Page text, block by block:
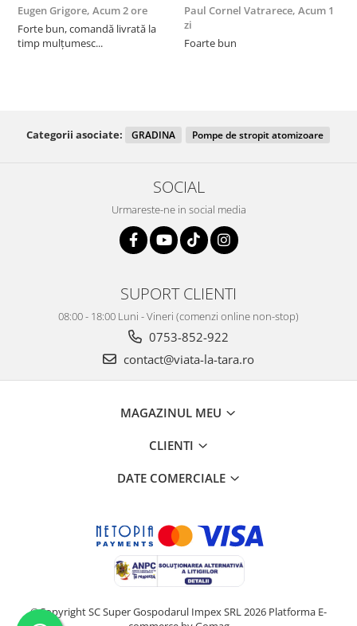
Eugen Grigore, Acum 2 ore
Forte bun, comandă livrată la
timp mulțumesc...
Paul Cornel Vatrarece, Acum 1
zi
Foarte bun
Categorii asociate: GRADINA Pompe de stropit atomizoare
SOCIAL
Urmareste-ne in social media
SUPORT CLIENTI
08:00 - 18:00 Luni - Vineri (comenzi online non-stop)
0753-852-922
contact@viata-la-tara.ro
MAGAZINUL MEU
CLIENTI
DATE COMERCIALE
©Copyright SC Super Gospodarul Impex SRL 2026 Platforma E-